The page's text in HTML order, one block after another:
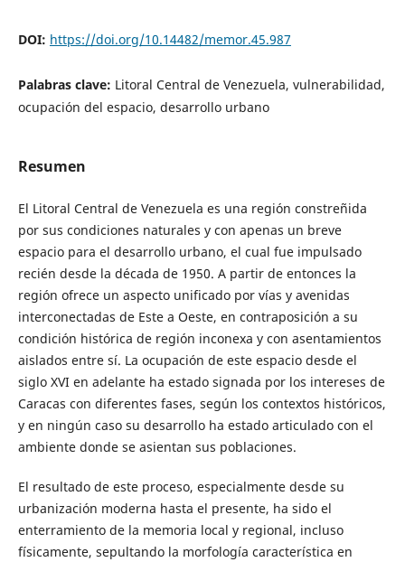
DOI: https://doi.org/10.14482/memor.45.987
Palabras clave: Litoral Central de Venezuela, vulnerabilidad,
ocupación del espacio, desarrollo urbano
Resumen
El Litoral Central de Venezuela es una región constreñida
por sus condiciones naturales y con apenas un breve
espacio para el desarrollo urbano, el cual fue impulsado
recién desde la década de 1950. A partir de entonces la
región ofrece un aspecto unificado por vías y avenidas
interconectadas de Este a Oeste, en contraposición a su
condición histórica de región inconexa y con asentamientos
aislados entre sí. La ocupación de este espacio desde el
siglo XVI en adelante ha estado signada por los intereses de
Caracas con diferentes fases, según los contextos históricos,
y en ningún caso su desarrollo ha estado articulado con el
ambiente donde se asientan sus poblaciones.
El resultado de este proceso, especialmente desde su
urbanización moderna hasta el presente, ha sido el
enterramiento de la memoria local y regional, incluso
físicamente, sepultando la morfología característica en